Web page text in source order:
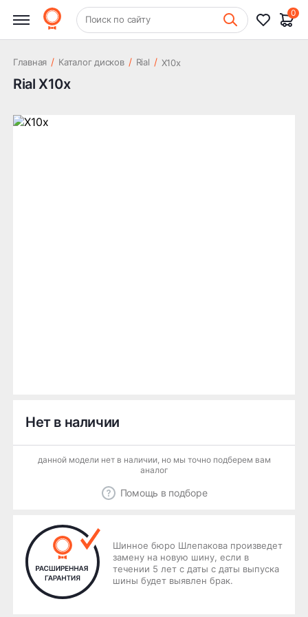
+7 (831) 261-35-35 Шиномонтаж
Поиск по сайту
0
Главная / Каталог дисков / Rial / X10x
Rial X10x
Нет в наличии
данной модели нет в наличии, но мы точно подберем вам
аналог
Помощь в подборе
Шинное бюро Шлепакова произведет
замену на новую шину, если в
течении 5 лет с даты с даты выпуска
шины будет выявлен брак.